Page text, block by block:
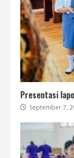
Presentasi
September 7,